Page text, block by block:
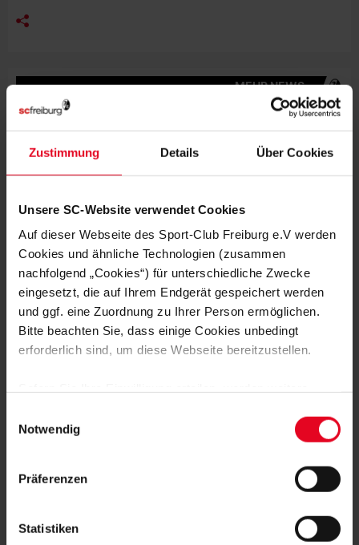
Zustimmung Details Über Cookies
Unsere SC-Website verwendet Cookies
Auf dieser Webseite des Sport-Club Freiburg e.V werden
Cookies und ähnliche Technologien (zusammen
nachfolgend „Cookies“) für unterschiedliche Zwecke
eingesetzt, die auf Ihrem Endgerät gespeichert werden
und ggf. eine Zuordnung zu Ihrer Person ermöglichen.
Bitte beachten Sie, dass einige Cookies unbedingt
erforderlich sind, um diese Webseite bereitzustellen.
Daten von Ihnen (z.B. persönlichen Identifikatoren oder
IP-Adressen) verarbeitet werden. Durch Klicken auf den
Speicherung aller aufgeführten Cookies und der
Daten für die unten jeweils angegebene Zwecke gem. §
25 Abs. 1 TDDDG, Art. 6 Abs. 1 lit. a DSGVO zu. Sie
Notwendig
Präferenzen
Statistiken
MEHR NEWS
FRAUEN & MÄDCHEN 06.08.2026
DOPPELTE PREMIERE: BRUNOLD UND
VINCZE TREFFEN BEIM TEST
FRAUEN & MÄDCHEN 05.08.2026
VIER SCHWEIZERINNEN IN
ÖSTERREICH – EIN INTERVIEW
BORBÁLA VINCZE VERSTÄRKT DEN